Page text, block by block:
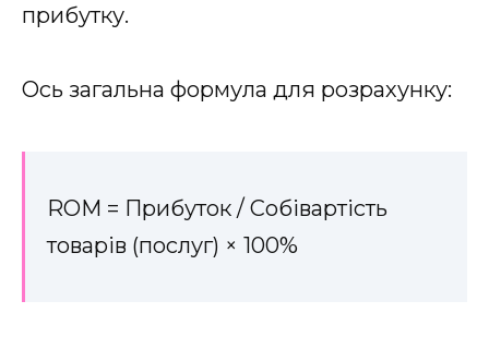
прибутку.
Ось загальна формула для розрахунку:
ROM = Прибуток / Собівартість
товарів (послуг) × 100%